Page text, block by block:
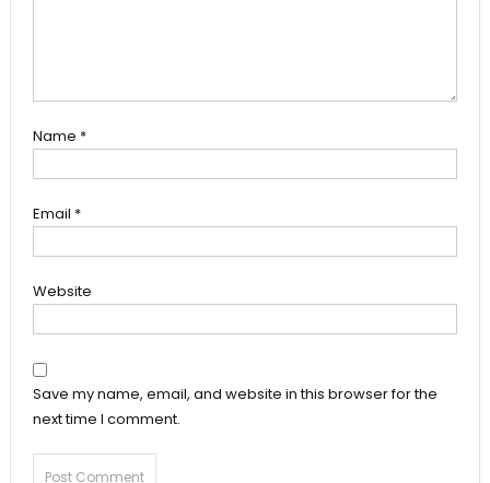
Name *
Email *
Website
Save my name, email, and website in this browser for the
next time I comment.